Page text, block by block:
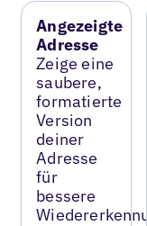
Angezeigte
Adresse
Zeige eine
saubere,
formatierte
Version
deiner
Adresse
für
bessere